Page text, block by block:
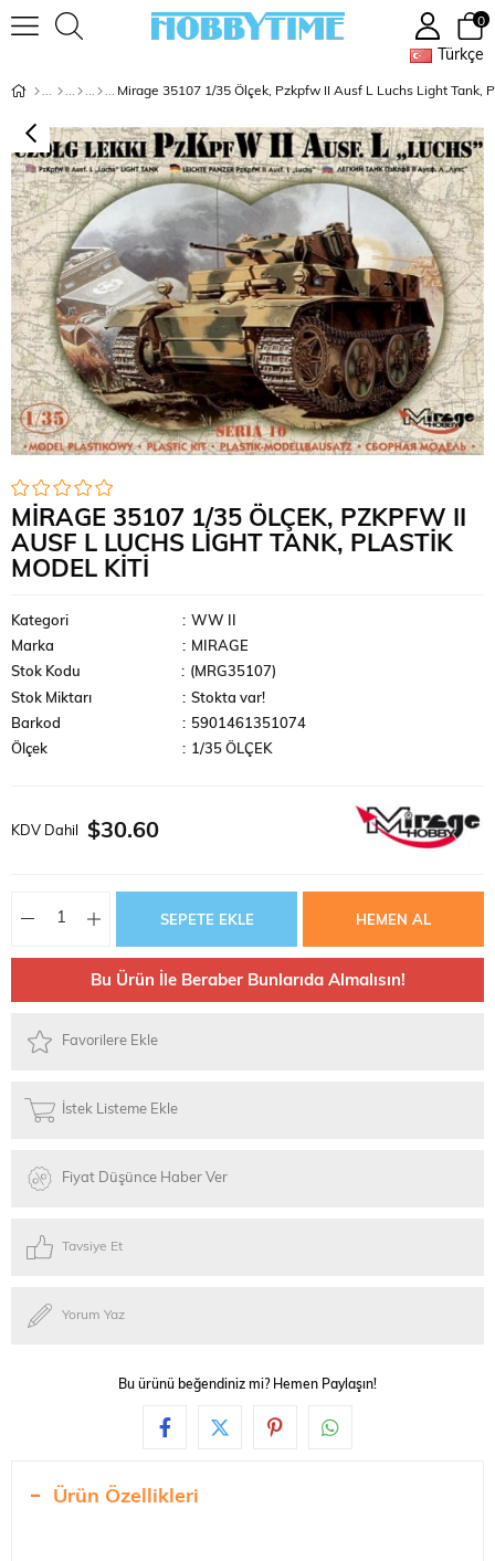
Türkçe
0
Mirage 35107 1/35 Ölçek, Pzkpfw II Ausf L Luchs Light Tank,
MIRAGE 35107 1/35 ÖLÇEK, PZKPFW II
AUSF L LUCHS LIGHT TANK, PLASTIK
MODEL KITI
Kategori : WW II
Marka
: MIRAGE
Stok Kodu
(MRG35107)
Stok Miktarı
: Stokta var!
Barkod
: 5901461351074
Ölçek
: 1/35 ÖLÇEK
KDV Dahil $30.60
Bu Ürün İle Beraber Bunlarıda Almalısın!
Favorilere Ekle
İstek Listeme Ekle
Fiyat Düşünce Haber Ver
Tavsiye Et
Yorum Yaz
Bu ürünü beğendiniz mi? Hemen Paylaşın!
Ürün Özellikleri